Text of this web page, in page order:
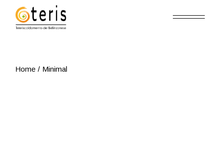
content
Home Minimal